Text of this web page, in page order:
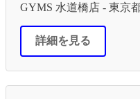
GYMS 水道橋店 - 東京
詳細を見る